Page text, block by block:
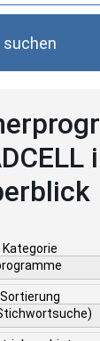
suchen
Kategorie
Sortierung